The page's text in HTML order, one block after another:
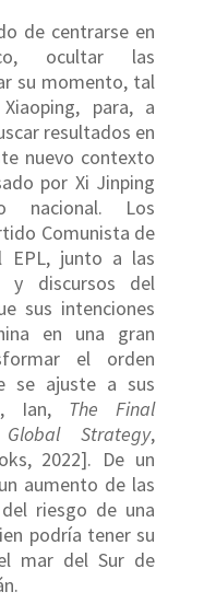
de centrarse en
ocultar las
su momento, tal
para, a
resultados en
nuevo contexto
por Xi Jinping
nacional. Los
Comunista de
EPL, junto a las
y discursos del
sus intenciones
en una gran
el orden
se ajuste a sus
Ian, The Final
Strategy,
2022]. De un
aumento de las
riesgo de una
podría tener su
mar del Sur de